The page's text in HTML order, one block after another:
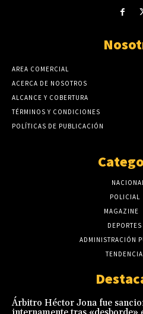
AREA COMERCIAL
ACERCA DE NOSOTROS
ALCANCE Y COBERTURA
TÉRMINOS Y CONDICIONES
POLÍTICAS DE PUBLICACIÓN
POLICIAL
MAGAZINE
DEPORTES
ADMINISTRACIÓN
Árbitro Héctor Jona fue